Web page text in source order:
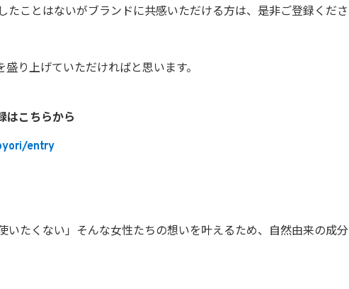
たことはないがブランドに共感いただける方は、是非ご登録くださ
り上げていただければと思います。
はこちらから
entry
いたくない」そんな女性たちの想いを叶えるため、自然由来の成分